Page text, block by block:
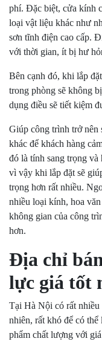
phí. Đặc biệt, cửa kính
loại vật liệu khác như
sơn tĩnh điện cao cấp.
với thời gian, ít bị hư
Bên cạnh đó, khi lắp
trong phòng sẽ không
dụng điều sẽ tiết kiệm
Giúp công trình trở nên
khác để khách hàng
đó là tính sang trọng
vì vậy khi lắp đặt sẽ
trọng hơn rất nhiều.
nhiều loại kính, hoa
không gian của công
hơn.
Địa chỉ
lực giá tốt
Tại Hà Nội có rất
nhiên, rất khó để có
phẩm chất lượng với